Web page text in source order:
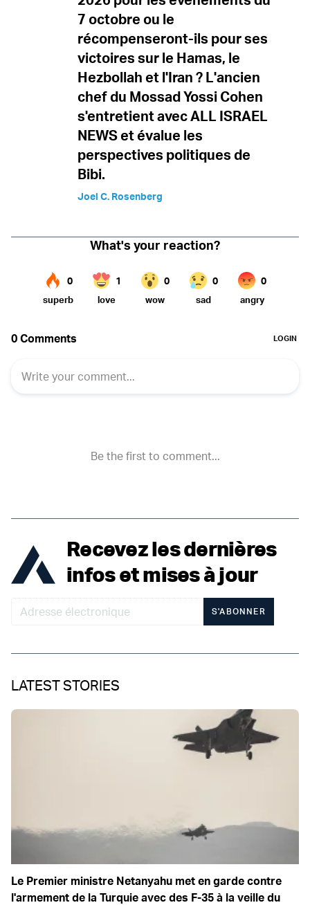
7 octobre ou le
récompenseront-ils pour ses
victoires sur le Hamas, le
Hezbollah et l'Iran ? L'ancien
chef du Mossad Yossi Cohen
s'entretient avec ALL ISRAEL
NEWS et évalue les
perspectives politiques de
Bibi.
Joel C. Rosenberg
Recevez les dernières
infos et mises à jour
S'ABONNER
LATEST STORIES
Le Premier ministre Netanyahu met en garde contre
l'armement de la Turquie avec des F-35 à la veille du